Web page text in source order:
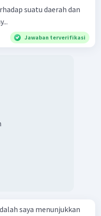
suatu daerah dan
Jawaban terverifikasi
saya menunjukkan